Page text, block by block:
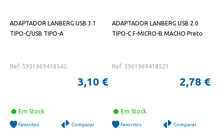
ADAPTADOR LANBERG USB 3.1
TIPO-C/USB TIPO-A
Ref. 5901969418545
3,10 €
Em Stock
Favoritos Comparar
ADAPTADOR LANBERG USB 2.0
TIPO-C F-MICRO-B MACHO Preto
Ref. 5901969418521
2,78 €
Em Stock
Favoritos Comparar